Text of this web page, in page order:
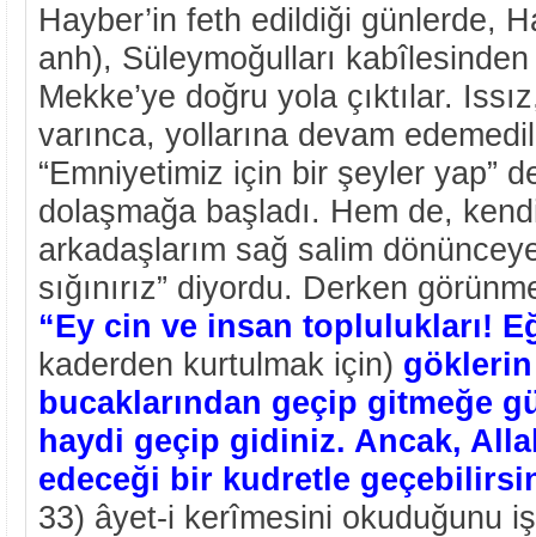
Hayber’in feth edildiği günlerde,
anh), Süleymoğulları
Mekke’ye doğru yola çıktılar.
varınca, yollarına devam
“Emniyetimiz için bir şeyler yap”
dolaşmağa başladı. Hem de,
arkadaşlarım sağ salim
sığınırız” diyordu. Derken
“Ey cin ve insan toplulukları!
kaderden kurtulmak için)
bucaklarından geçip gitmeğe
haydi geçip gidiniz. Ancak,
edeceği bir kudretle
33) âyet-i kerîmesini okuduğunu